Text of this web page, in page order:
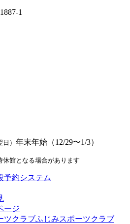
1
） 年末年始（12/29〜1/3）
館となる場合があります